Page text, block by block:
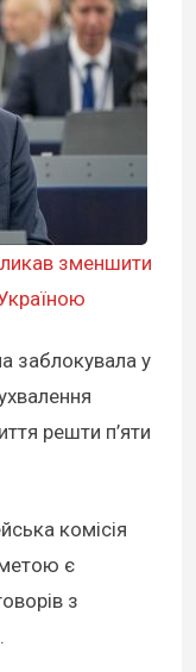
зменшити
заблокувала у
решти п’яти
комісія
метою є
з